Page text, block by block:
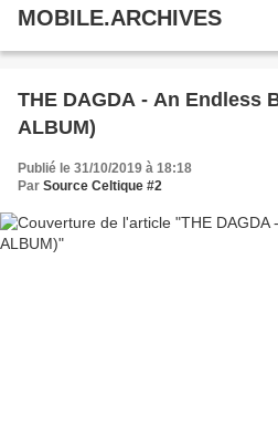
MOBILE.ARCHIVES
THE DAGDA - An Endless
ALBUM)
Publié le 31/10/2019 à 18:18
Par Source Celtique #2